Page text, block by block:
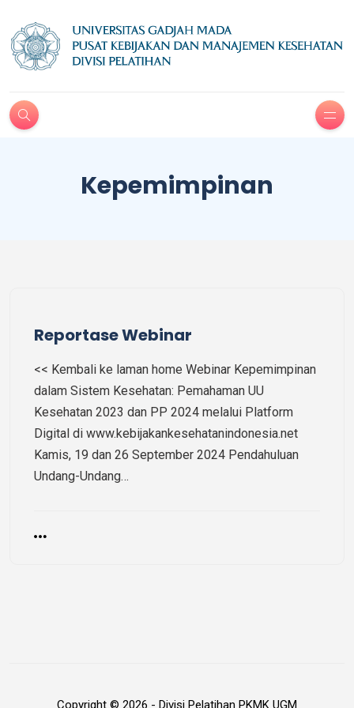
Kepemimpinan
Reportase Webinar
<< Kembali ke laman home Webinar Kepemimpinan
dalam Sistem Kesehatan: Pemahaman UU
Kesehatan 2023 dan PP 2024 melalui Platform
Digital di www.kebijakankesehatanindonesia.net
Kamis, 19 dan 26 September 2024 Pendahuluan
Undang-Undang…
Copyright © 2026 - Divisi Pelatihan PKMK UGM